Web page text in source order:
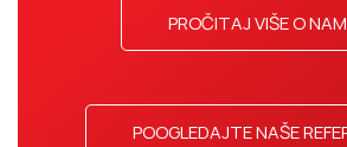
PROČITAJ VIŠE O
POOGLEDAJTE NAŠE